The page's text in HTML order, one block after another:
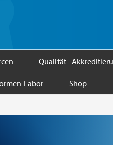
Qualität -
Labor Shop